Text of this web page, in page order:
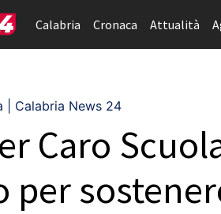
Calabria Cronaca Attualità
| Calabria News 24
Caro
per